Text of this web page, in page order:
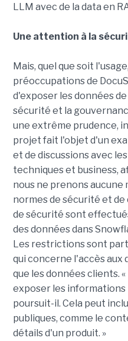
LLM avec de la data en
Une attention à la
Mais, quel que soit
préoccupations de
d'exposer les données
sécurité et la
une extrême prudence,
projet fait l'objet d'un
et de discussions avec
techniques et business,
nous ne prenons
normes de sécurité et
de sécurité sont
des données dans
Les restrictions sont
qui concerne l'accès aux
que les données clients.
exposer les
poursuit-il. Cela peut
publiques, comme le
détails d'un produit. »